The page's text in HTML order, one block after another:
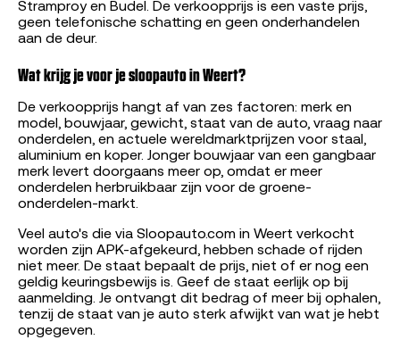
Stramproy en Budel. De verkoopprijs is een vaste prijs,
geen telefonische schatting en geen onderhandelen
aan de deur.
Wat krijg je voor je sloopauto in Weert?
De verkoopprijs hangt af van zes factoren: merk en
model, bouwjaar, gewicht, staat van de auto, vraag naar
onderdelen, en actuele wereldmarktprijzen voor staal,
aluminium en koper. Jonger bouwjaar van een gangbaar
merk levert doorgaans meer op, omdat er meer
onderdelen herbruikbaar zijn voor de groene-
onderdelen-markt.
Veel auto's die via Sloopauto.com in Weert verkocht
worden zijn APK-afgekeurd, hebben schade of rijden
niet meer. De staat bepaalt de prijs, niet of er nog een
geldig keuringsbewijs is. Geef de staat eerlijk op bij
aanmelding. Je ontvangt dit bedrag of meer bij ophalen,
tenzij de staat van je auto sterk afwijkt van wat je hebt
opgegeven.